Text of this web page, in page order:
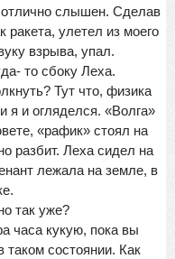
отлично слышен. Сделав
ракета, улетел из моего
взрыва, упал.
то сбоку Леха.
Тут что, физика
я и огляделся. «Волга»
«рафик» стоял на
разбит. Леха сидел на
лежала на земле, в
так уже?
часа кукую, пока вы
состоянии. Как